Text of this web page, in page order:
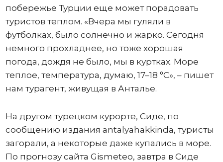
побережье Турции еще может порадовать
туристов теплом. «Вчера мы гуляли в
футболках, было солнечно и жарко. Сегодня
немного прохладнее, но тоже хорошая
погода, дождя не было, мы в куртках. Море
теплое, температура, думаю, 17–18 °C», – пишет
нам турагент, живущая в Анталье.
На другом турецком курорте, Сиде, по
сообщению издания antalyahakkinda, туристы
загорали, а некоторые даже купались в море.
По прогнозу сайта Gismeteo, завтра в Сиде